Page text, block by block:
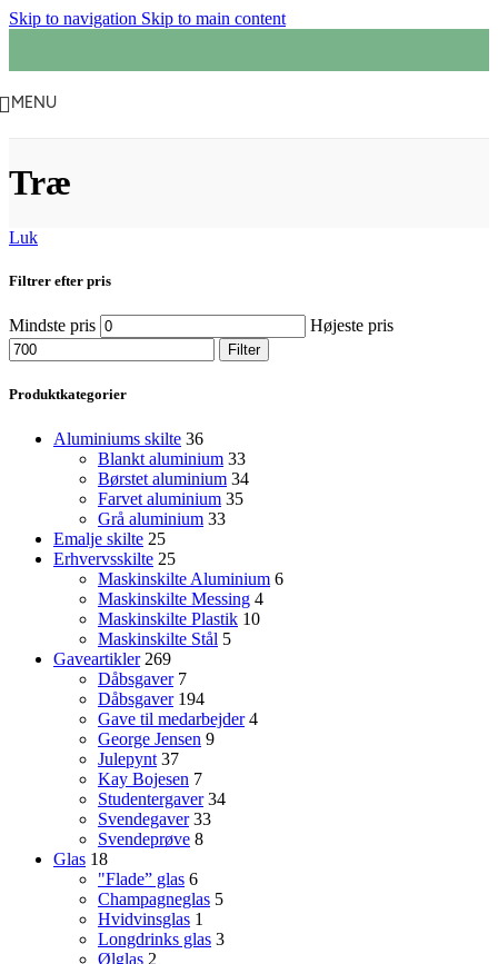
Skip to navigation Skip to main content
MENU
Træ
Luk
Filtrer efter pris
Mindste pris Højeste pris
Filter
Produktkategorier
Aluminiums skilte 36
Blankt aluminium 33
Børstet aluminium 34
Farvet aluminium 35
Grå aluminium 33
Emalje skilte 25
Erhvervsskilte 25
Maskinskilte Aluminium 6
Maskinskilte Messing 4
Maskinskilte Plastik 10
Maskinskilte Stål 5
Gaveartikler 269
Dåbsgaver 7
Dåbsgaver 194
Gave til medarbejder 4
George Jensen 9
Julepynt 37
Kay Bojesen 7
Studentergaver 34
Svendegaver 33
Svendeprøve 8
Glas 18
"Flade” glas 6
Champagneglas 5
Hvidvinsglas 1
Longdrinks glas 3
Ølglas 2